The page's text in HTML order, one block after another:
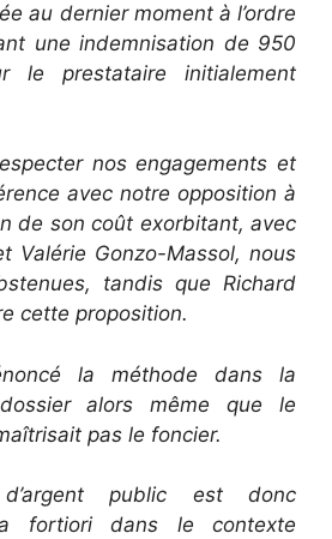
au dernier moment à l’ordre
une indemnisation de 950
prestataire initialement
nos engagements et
avec notre opposition à
de son coût exorbitant, avec
Valérie Gonzo-Massol, nous
tandis que Richard
cette proposition.
la méthode dans la
alors même que le
pas le foncier.
public est donc
fortiori dans le contexte